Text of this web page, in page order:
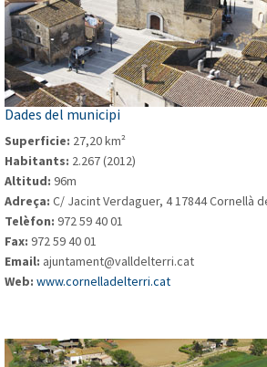
Dades del municipi
Superficie: 27,20 km²
Habitants: 2.267 (2012)
Altitud: 96m
Adreça: C/ Jacint Verdaguer, 4 17844 Cornellà
Telèfon: 972 59 40 01
Fax: 972 59 40 01
Email: ajuntament@valldelterri.cat
Web: www.cornelladelterri.cat